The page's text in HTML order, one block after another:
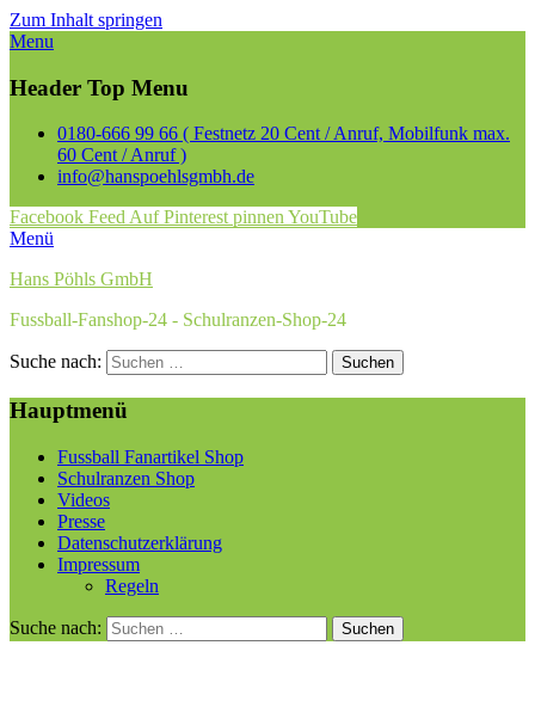
Zum Inhalt springen
Menu
Header Top Menu
0180-666 99 66 ( Festnetz 20 Cent / Anruf, Mobilfunk max.
60 Cent / Anruf )
info@hanspoehlsgmbh.de
Facebook FeedAuf Pinterest pinnenYouTube
Menü
Hans Pöhls GmbH
Fussball-Fanshop-24 - Schulranzen-Shop-24
Suche nach:
Hauptmenü
Fussball Fanartikel Shop
Schulranzen Shop
Videos
Presse
Datenschutzerklärung
Impressum
Regeln
Suche nach: